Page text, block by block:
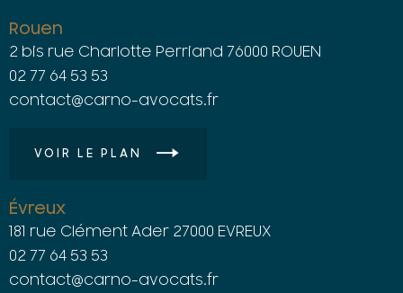
Rouen
2 bis rue Charlotte Perriand 76000 ROUEN
02 77 64 53 53
contact@carno-avocats.fr
VOIR LE PLAN
Évreux
181 rue Clément Ader 27000 EVREUX
02 77 64 53 53
contact@carno-avocats.fr